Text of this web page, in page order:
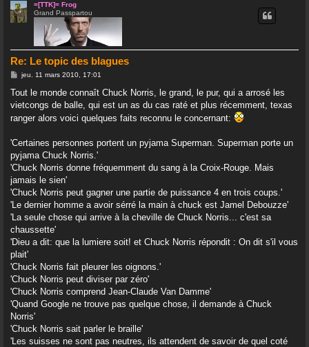
=[TTK]= Frog
Grand Passpartou
Re: Le topic des blagues
M
s
a
g
e
jeu. 11 mars 2010, 17:01
Tout le monde connaît Chuck Norris, le grand, le pur, qui a arrosé les
vietcongs de balle, qui est un as du cas raté et plus récemment, texas
ranger alors voici quelques faits reconnu le concernant:
'Certaines personnes portent un pyjama Superman. Superman porte un
pyjama Chuck Norris.'
'Chuck Norris donne fréquemment du sang à la Croix-Rouge. Mais
jamais le sien'
'Chuck Norris peut gagner une partie de puissance 4 en trois coups.'
'Le dernier homme a avoir sérré la main à chuck est Jamel Debouzze'
'La seule chose qui arrive à la cheville de Chuck Norris... c'est sa
chaussette'
'Dieu a dit: que la lumiere soit! et Chuck Norris répondit : On dit s'il vous
plait'
'Chuck Norris fait pleurer les oignons.'
'Chuck Norris peut diviser par zéro'
'Chuck Norris comprend Jean-Claude Van Damme'
'Quand Google ne trouve pas quelque chose, il demande à Chuck
Norris'
'Chuck Norris sait parler le braille'
'Les suisses ne sont pas neutres, ils attendent de savoir de quel coté